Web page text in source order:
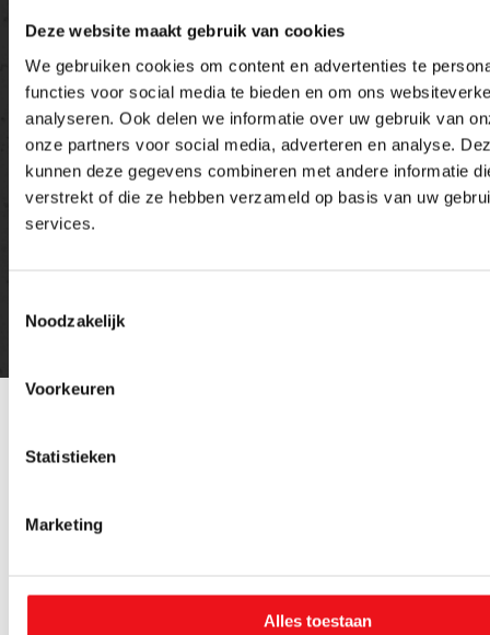
Deze website maakt gebruik van cookies
We gebruiken cookies om content en advertenties te
functies voor social media te bieden en om ons
analyseren. Ook delen we informatie over uw gebruik van
onze partners voor social media, adverteren en analyse.
kunnen deze gegevens combineren met andere informatie
verstrekt of die ze hebben verzameld op basis van uw
services.
Noodzakelijk
Voorkeuren
Statistieken
Marketing
Alles toestaan
Versturen
Gerelateerde producten